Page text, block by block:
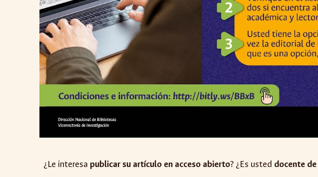
¿Le interesa publicar su artículo en acceso abierto? ¿Es usted docente